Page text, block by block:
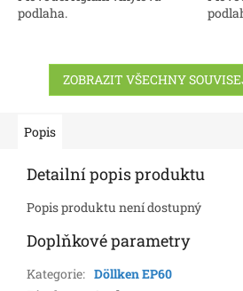
podlaha.
ZOBRAZIT VŠECHNY
Popis
Detailní popis produktu
Popis produktu není dostupný
Doplňkové parametry
Kategorie: Döllken EP60